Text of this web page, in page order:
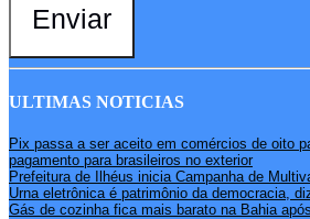
Enviar
ULTIMAS NOTICIAS
Pix passa a ser aceito em comércios de oito
pagamento para brasileiros no exterior
Prefeitura de Ilhéus inicia Campanha de
Urna eletrônica é patrimônio da democracia,
Gás de cozinha fica mais barato na Bahia